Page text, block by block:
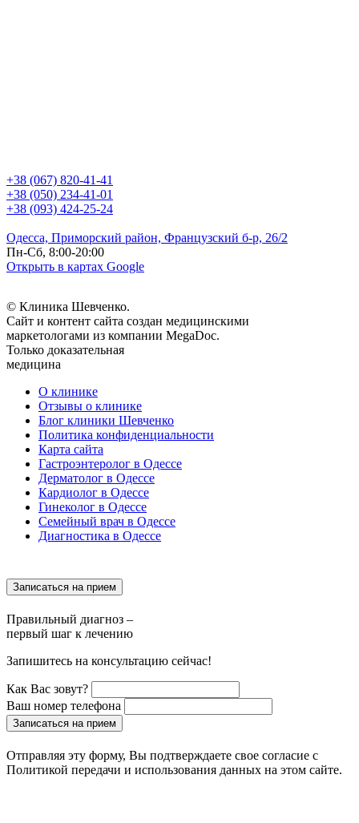
+38 (067) 820-41-41
+38 (050) 234-41-01
+38 (093) 424-25-24
Одесса, Приморский район, Французский б-р, 26/2
Пн-Сб, 8:00-20:00
Открыть в картах Google
© Клиника Шевченко.
Сайт и контент сайта создан медицинскими
маркетологами из компании MegaDoc.
Только доказательная
медицина
О клинике
Отзывы о клинике
Блог клиники Шевченко
Политика конфиденциальности
Карта сайта
Гастроэнтеролог в Одессе
Дерматолог в Одессе
Кардиолог в Одессе
Гинеколог в Одессе
Семейный врач в Одессе
Диагностика в Одессе
Записаться на прием
Правильный диагноз –
первый шаг к лечению
Запишитесь на консультацию сейчас!
Как Вас зовут?
Ваш номер телефона
Записаться на прием
Отправляя эту форму, Вы подтверждаете свое согласие с
Политикой передачи и использования данных на этом сайте.